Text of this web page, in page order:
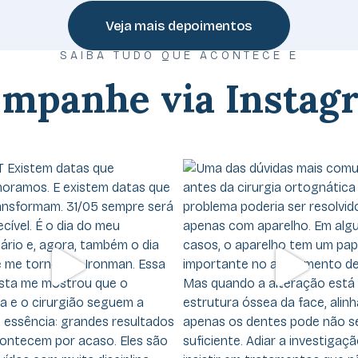
Veja mais depoimentos
SAIBA TUDO QUE ACONTECE E
via